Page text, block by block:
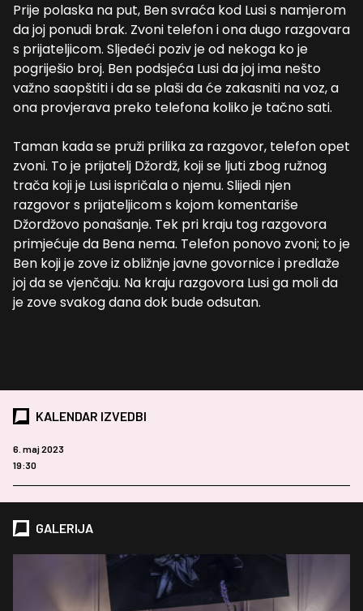
Prije polaska na put, Ben svraća kod Lusi s namjerom
da joj ponudi brak. Zvoni telefon i ona dugo razgovara
s prijateljicom. Sljedeći poziv je od nekoga ko je
pogriješio broj. Ben podsjeća Lusi da joj ima nešto
važno saopštiti i da se plaši da će zakasniti na voz, a
ona provjerava preko telefona koliko je tačno sati.
Taman kada se pruži prilika za razgovor, telefon opet
zvoni. To je prijatelj Džordž, koji se ljuti zbog ružnog
trača koji je Lusi ispričala o njemu. Slijedi njen
razgovor s prijateljicom s kojom komentariše
Džordžovo ponašanje. Tek pri kraju tog razgovora
primjećuje da Bena nema. Telefon ponovo zvoni; to je
Ben koji je zove iz obližnje javne govornice i predlaže
joj da se vjenčaju. Na kraju razgovora Lusi ga moli da
je zove svakog dana dok bude odsutan.
KALENDAR IZVEDBI
6. maj 2023
19:30
GALERIJA